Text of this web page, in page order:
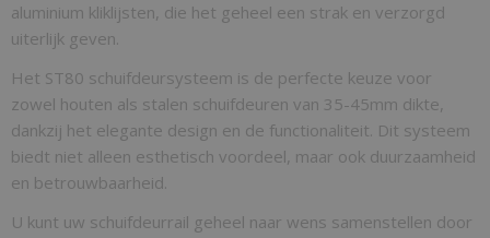
aluminium kliklijsten, die het geheel een strak en verzorgd
uiterlijk geven.
Het ST80 schuifdeursysteem is de perfecte keuze voor
zowel houten als stalen schuifdeuren van 35-45mm dikte,
dankzij het elegante design en de functionaliteit. Dit systeem
biedt niet alleen esthetisch voordeel, maar ook duurzaamheid
en betrouwbaarheid.
U kunt uw schuifdeurrail geheel naar wens samenstellen door